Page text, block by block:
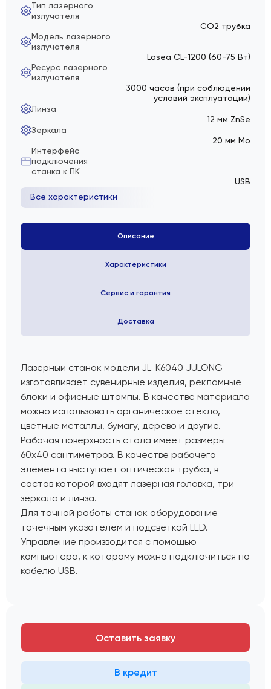
Тип лазерного
излучателя
СО2 трубка
Модель лазерного
излучателя
Lasea CL-1200 (60-75 Вт)
Ресурс лазерного
излучателя
3000 часов (при соблюдении
условий эксплуатации)
Линза
12 мм ZnSe
Зеркала
20 мм Mo
Интерфейс
подключения
станка к ПК
USB
Все характеристики
Описание
Характеристики
Сервис и гарантия
Доставка
Лазерный станок модели JL-K6040 JULONG
изготавливает сувенирные изделия, рекламные
блоки и офисные штампы. В качестве материала
можно использовать органическое стекло,
цветные металлы, бумагу, дерево и другие.
Рабочая поверхность стола имеет размеры
60х40 сантиметров. В качестве рабочего
элемента выступает оптическая трубка, в
состав которой входят лазерная головка, три
зеркала и линза.
Для точной работы станок оборудование
точечным указателем и подсветкой LED.
Управление производится с помощью
компьютера, к которому можно подключиться по
кабелю USB.
Оставить заявку
В кредит